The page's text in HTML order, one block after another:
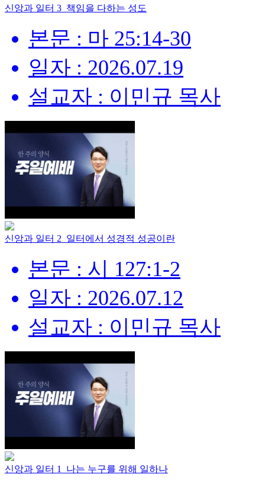
신앙과 일터 3_책임을 다하는 성도
본문 : 마 25:14-30
일자 : 2026.07.19
설교자 : 이민규 목사
신앙과 일터 2_일터에서 성경적 성공이란
본문 : 시 127:1-2
일자 : 2026.07.12
설교자 : 이민규 목사
신앙과 일터 1_나는 누구를 위해 일하나